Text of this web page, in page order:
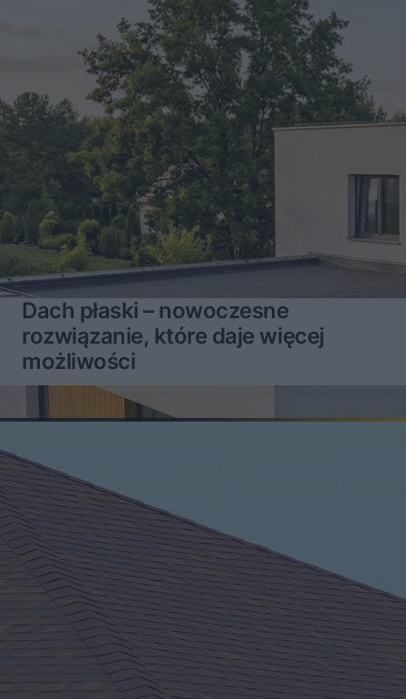
Dach płaski – nowoczesne
rozwiązanie, które daje więcej
możliwości